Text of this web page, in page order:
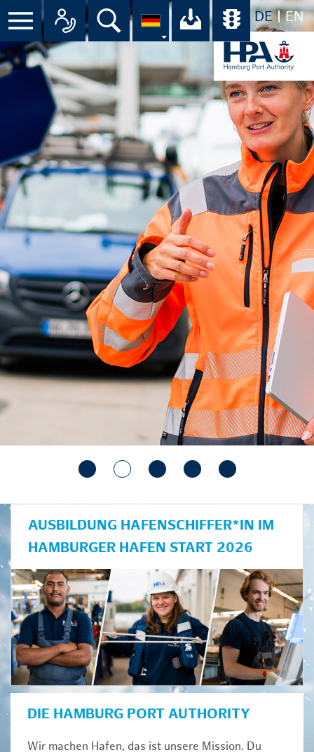
DE EN
Menü Alle Ansprechpartner im
Suche Ihr Download-
AUSBILDUNG HAFENSCHIFFER*IN IM
HAMBURGER HAFEN START 2026
DIE HAMBURG PORT AUTHORITY
Wir machen Hafen, das ist unsere Mission. Du